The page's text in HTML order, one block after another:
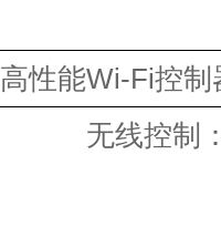
高性能Wi-Fi控制
无线控制